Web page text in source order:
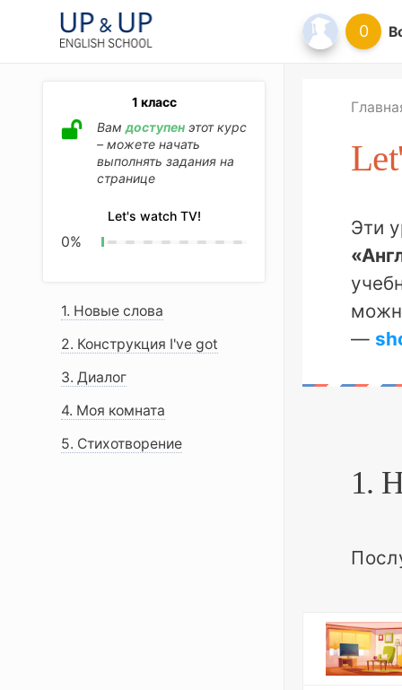
0
1 класс
Вамдоступен этот курс
– можете начать
выполнять задания на
странице
Let's watch TV!
0%
1. Новые слова
2. Конструкция I've got
3. Диалог
4. Моя комната
5. Стихотворение
Эти
—
1.